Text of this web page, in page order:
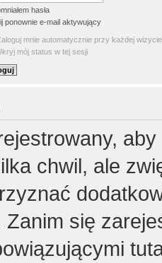
hasła
ponownie e-mail aktywujący
mnie automatycznie przy każdej wizycie
mój status w tej sesji
chwil, ale
się